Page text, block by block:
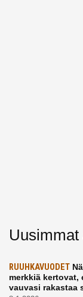
RUUHKAVUODET
merkkiä kertovat,
vauvasi rakastaa